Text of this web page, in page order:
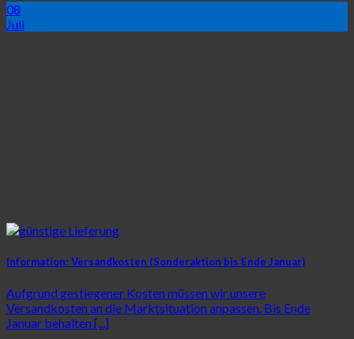
08
Juli
Information: Versandkosten (Sonderaktion bis Ende Januar)
Aufgrund gestiegener Kosten müssen wir unsere
Versandkosten an die Marktsituation anpassen. Bis Ende
Januar behalten [...]